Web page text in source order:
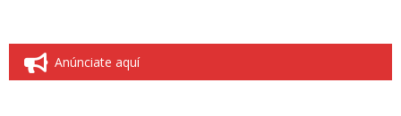
Anúnciate aquí